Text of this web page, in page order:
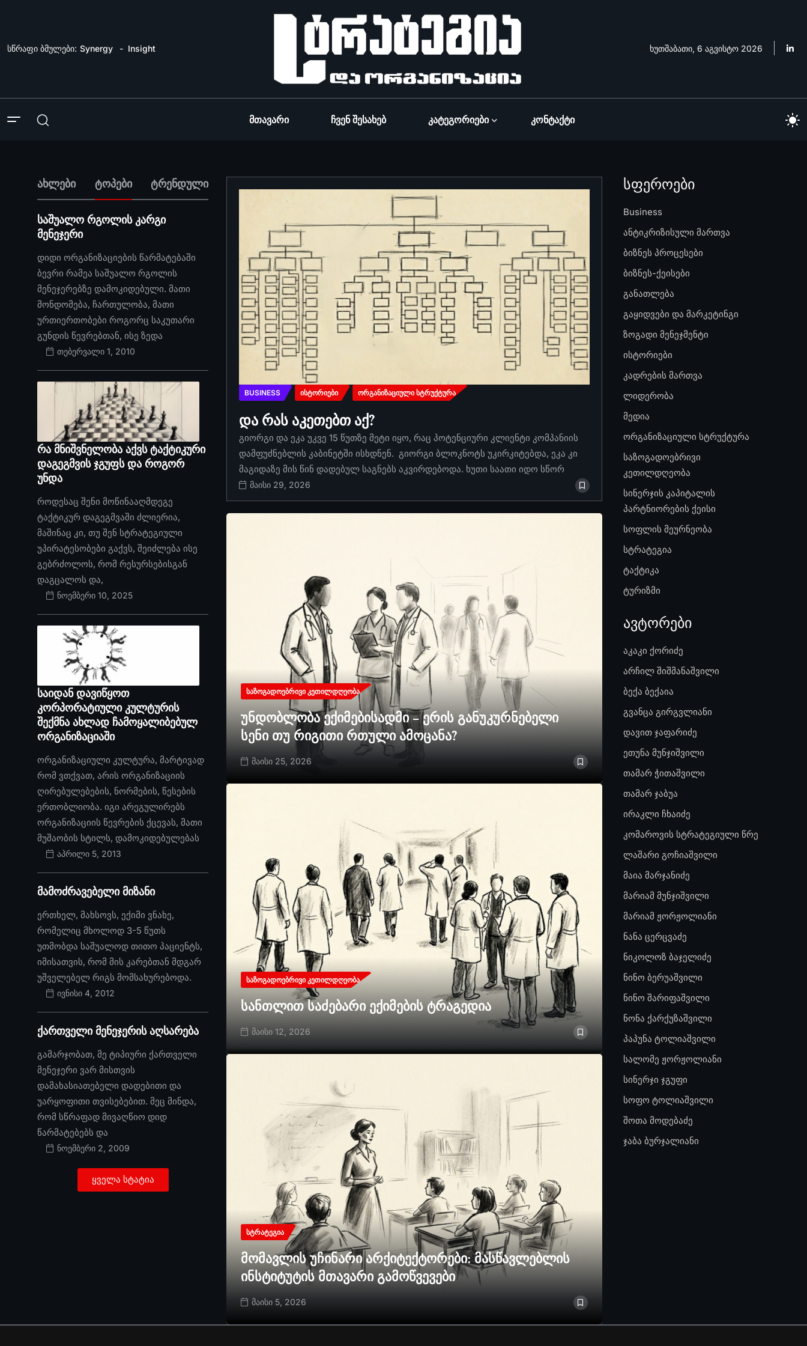
სწრაფი ბმულები: Synergy Insight ხუთშაბათი, 6 აგვისტო 2026
Მთავარი Ჩვენ Შესახებ Კატეგორიები Კონტაქტი
ახლები ტოპები ტრენდული
საშუალო რგოლის კარგი
მენეჯერი
დიდი ორგანიზაციების წარმატებაში
ბევრი რამეა საშუალო რგოლის
მენეჯერებზე დამოკიდებული. მათი
მონდომება, ჩართულობა, მათი
ურთიერთობები როგორც საკუთარი
გუნდის წევრებთან, ისე ზედა
თებერვალი 1, 2010
რა მნიშვნელობა აქვს ტაქტიკური
დაგეგმვის ჯგუფს და როგორ
უნდა
როდესაც შენი მოწინააღმდეგე
ტაქტიკურ დაგეგმვაში ძლიერია,
მაშინაც კი, თუ შენ სტრატეგიული
უპირატესობები გაქვს, შეიძლება ისე
გებრძოლოს, რომ რესურსებისგან
დაგცალოს და,
ნოემბერი 10, 2025
საიდან დავიწყოთ
კორპორატიული კულტურის
შექმნა ახლად ჩამოყალიბებულ
ორგანიზაციაში
ორგანიზაციული კულტურა, მარტივად
რომ ვთქვათ, არის ორგანიზაციის
ღირებულებების, ნორმების, წესების
ერთობლიობა. იგი არეგულირებს
ორგანიზაციის წევრების ქცევას, მათი
მუშაობის სტილს, დამოკიდებულებას
აპრილი 5, 2013
მამოძრავებელი მიზანი
ერთხელ, მახსოვს, ექიმი ვნახე,
რომელიც მხოლოდ 3-5 წუთს
უთმობდა საშუალოდ თითო პაციენტს,
იმისათვის, რომ მის კარებთან მდგარ
უშველებელ რიგს მომსახურებოდა.
ივნისი 4, 2012
ქართველი მენეჯერის აღსარება
გამარჯობათ, მე ტიპიური ქართველი
მენეჯერი ვარ მისთვის
დამახასიათებელი დადებითი და
უარყოფითი თვისებებით. მეც მინდა,
რომ სწრაფად მივაღწიო დიდ
წარმატებებს და
ნოემბერი 2, 2009
ყველა სტატია
BUSINESS ᲘᲡᲢᲝᲠᲘᲔᲑᲘ ᲝᲠᲒᲐᲜᲘᲖᲐᲪᲘᲣᲚᲘ ᲡᲢᲠᲣᲥᲢᲣᲠᲐ
და რას აკეთებთ აქ?
გიორგი და ეკა უკვე 15 წუთზე მეტი იყო, რაც პოტენციური კლიენტი კომპანიის
დამფუძნებლის კაბინეტში ისხდნენ. გიორგი ბლოკნოტს უკირკიტებდა, ეკა კი
მაგიდაზე მის წინ დადებულ საგნებს აკვირდებოდა. ხუთი საათი იდო სწორ
მაისი 29, 2026
ᲡᲐᲖᲝᲒᲐᲓᲝᲔᲑᲠᲘᲕᲘ ᲙᲔᲗᲘᲚᲓᲦᲔᲝᲑᲐ
უნდობლობა ექიმებისადმი – ერის განუკურნებელი
სენი თუ რიგითი რთული ამოცანა?
მაისი 25, 2026
ᲡᲐᲖᲝᲒᲐᲓᲝᲔᲑᲠᲘᲕᲘ ᲙᲔᲗᲘᲚᲓᲦᲔᲝᲑᲐ
სანთლით საძებარი ექიმების ტრაგედია
მაისი 12, 2026
ᲡᲢᲠᲐᲢᲔᲒᲘᲐ
მომავლის უჩინარი არქიტექტორები: მასწავლებლის
ინსტიტუტის მთავარი გამოწვევები
მაისი 5, 2026
სფეროები
Business
ანტიკრიზისული მართვა
ბიზნეს პროცესები
ბიზნეს-ქეისები
განათლება
გაყიდვები და მარკეტინგი
ზოგადი მენეჯმენტი
ისტორიები
კადრების მართვა
ლიდერობა
მედია
ორგანიზაციული სტრუქტურა
საზოგადოებრივი
კეთილდღეობა
სინერჯის კაპიტალის
პარტნიორების ქეისი
სოფლის მეურნეობა
სტრატეგია
ტაქტიკა
ტურიზმი
ავტორები
აკაკი ქორიძე
არჩილ შიშმანაშვილი
ბექა ბექაია
გვანცა გირგვლიანი
დავით ჯაფარიძე
ეთუნა მუნჯიშვილი
თამარ ჭითაშვილი
თამარ ჯაბუა
ირაკლი ჩხაიძე
კომაროვის სტრატეგიული წრე
ლაშარი გოჩიაშვილი
მაია მარჯანიძე
მარიამ მუნჯიშვილი
მარიამ ჟორჟოლიანი
ნანა ცერცვაძე
ნიკოლოზ ბაჯელიძე
ნინო ბერუაშვილი
ნინო შარიფაშვილი
ნონა ქარქუზაშვილი
პაპუნა ტოლიაშვილი
სალომე ჟორჟოლიანი
სინერჯი ჯგუფი
სოფო ტოლიაშვილი
შოთა მოდებაძე
ჯაბა ბურჯალიანი